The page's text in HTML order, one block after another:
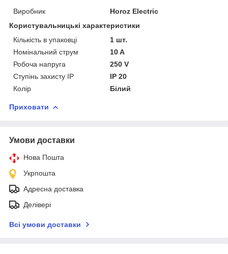
Виробник
Horoz Electric
Користувальницькі характеристики
Кількість в упаковці
1 шт.
Номінальний струм
10 A
Робоча напруга
250 V
Ступінь захисту IP
IP 20
Колір
Білий
Приховати
Умови доставки
Нова Пошта
Укрпошта
Адресна доставка
Делівері
Всі умови доставки